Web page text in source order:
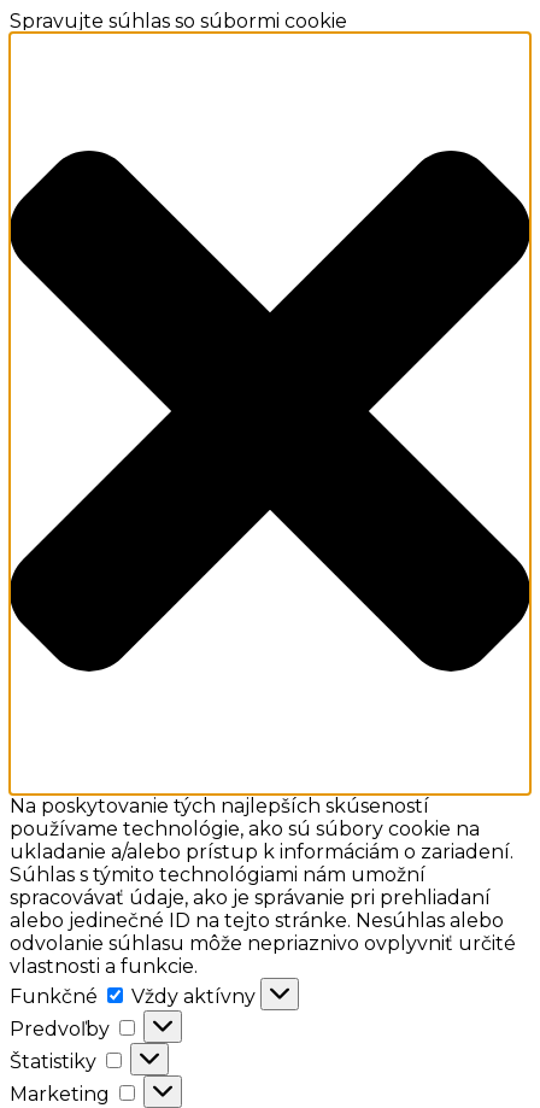
Spravujte súhlas so súbormi cookie
Na poskytovanie tých najlepších skúseností
používame technológie, ako sú súbory cookie na
ukladanie a/alebo prístup k informáciám o zariadení.
Súhlas s týmito technológiami nám umožní
spracovávať údaje, ako je správanie pri prehliadaní
alebo jedinečné ID na tejto stránke. Nesúhlas alebo
odvolanie súhlasu môže nepriaznivo ovplyvniť určité
vlastnosti a funkcie.
Funkčné
Funkčné
Vždy aktívny
Predvoľby
Predvoľby
Štatistiky
Štatistiky
Marketing
Marketing